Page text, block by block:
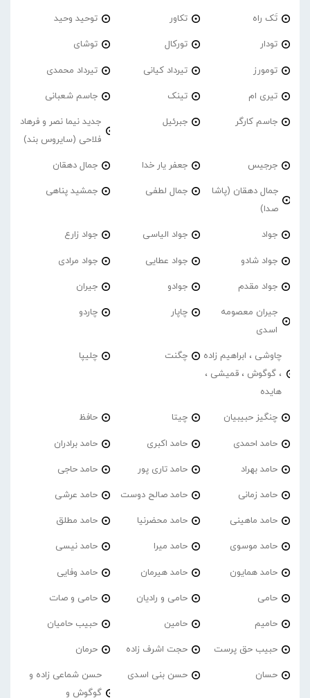
تَک راه تکاور توحید وحید
تودار تورکال توشای
تومورز تیرداد کیانی تیرداد محمدی
تیری ام تینک جاسم شعبانی
جاسم کارگر جبرئیل
جدید نیما نصر و فرهاد
فلاحی (سایروس بند)
جرجیس جعفر یار خدا جمال دهقان
جمال دهقان (پاشا
صدا)
جمال لطفی جمشید پناهی
جواد جواد الیاسی جواد زارع
جواد شادو جواد عطایی جواد مرادی
جواد مقدم جوادو جیران
جیران معصومه
اسدی
چاپار چاردو
چاوشی ، ابراهیم زاده
، گوگوش ، قمیشی ،
هایده
چگنت چلیپا
چنگیز حبیبیان چیتا حافظ
حامد احمدی حامد اکبری حامد برادران
حامد بهراد حامد تاری پور حامد حاجی
حامد زمانی حامد صالح دوست حامد عرشی
حامد ماهینی حامد محضرنیا حامد مطلق
حامد موسوی حامد میرا حامد نیسی
حامد همایون حامد هیرمان حامد وفایی
حامی حامی و رادیان حامی و صات
حامیم حامین حبیب حامیان
حبیب حق پرست حجت اشرف زاده حرمان
حسان حسن بنی اسدی
حسن شماعی زاده و
گوگوش و